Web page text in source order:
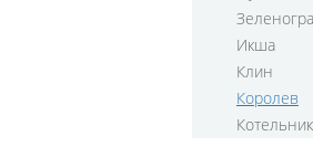
Икша
Клин
Королев